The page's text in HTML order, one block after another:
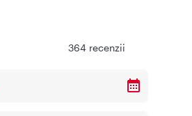
364 recenzii